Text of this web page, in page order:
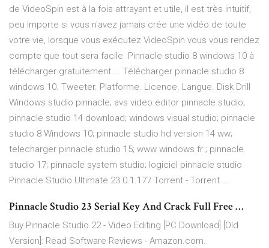
de VideoSpin est à la fois attrayant et utile, il est très intuitif,
peu importe si vous n'avez jamais crée une vidéo de toute
votre vie, lorsque vous exécutez VideoSpin vous vous rendez
compte que tout sera facile. Pinnacle studio 8 windows 10 à
télécharger gratuitement ... Télécharger pinnacle studio 8
windows 10. Tweeter. Platforme. Licence. Langue. Disk Drill
Windows studio pinnacle; avs video editor pinnacle studio;
pinnacle studio 14 download; windows visual studio; pinnacle
studio 8 Windows 10; pinnacle studio hd version 14 ww;
telecharger pinnacle studio 15; www windows fr ; pinnacle
studio 17; pinnacle system studio; logiciel pinnacle studio
Pinnacle Studio Ultimate 23.0.1.177 Torrent - Torrent ...
Pinnacle Studio 23 Serial Key And Crack Full Free …
Buy Pinnacle Studio 22 - Video Editing [PC Download] [Old
Version]: Read Software Reviews - Amazon.com.